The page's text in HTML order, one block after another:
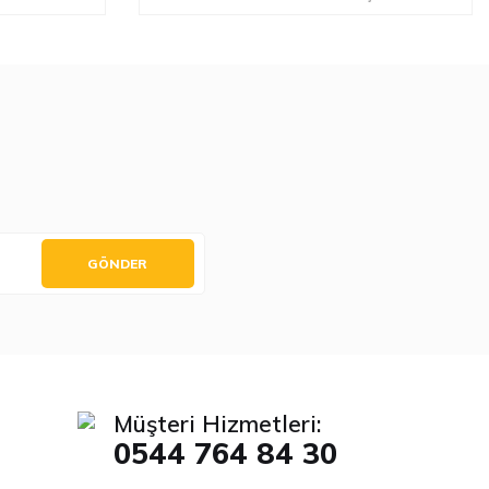
GÖNDER
Müşteri Hizmetleri:
0544 764 84 30